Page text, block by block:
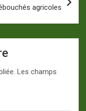
agricoles
Les champs